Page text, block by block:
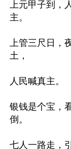
上元甲子到，
主。
上管三尺日，
土，
人民喊真主。
银钱是个宝，
倒。
七人一路走，